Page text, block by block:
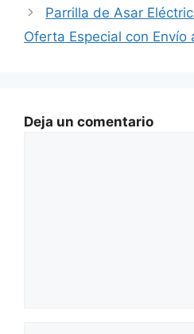
Parrilla de Asar
Oferta Especial con Envío
Deja un comentario